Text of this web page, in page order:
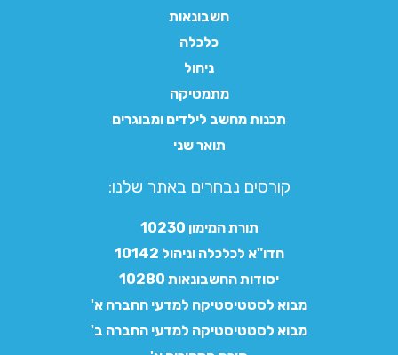
חשבונאות
כלכלה
ניהול
מתמטיקה
תכנות מחשב לילדים ומבוגרים
תואר שני
קורסים נבחרים באתר שלנו:​
תורת המימון 10230
חדו"א לכלכלה וניהול 10142
יסודות החשבונאות 10280
מבוא לסטטיסטיקה למדעי החברה א'
מבוא לסטטיסטיקה למדעי החברה ב'